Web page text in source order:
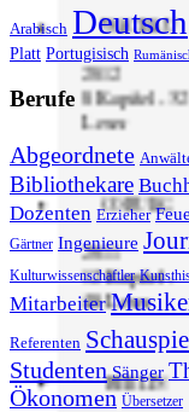
WACHAU
2012
8 Kapitel - 32
Leser
COBURG
2011
12 Kapitel -
48 Leser
BERLIN
Arabisch Deutsch
Platt Portugisisch
Berufe
Abgeordnete
Bibliothekare
Dozenten Erzieher
Gärtner Ingenieure
Kulturwissenschaftler
Mitarbeiter
Referenten
Studenten Sänger
Ökonomen Übersetzer